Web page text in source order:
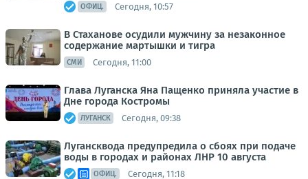
ОФИЦ. Сегодня, 10:57
В Стаханове осудили мужчину за незаконное
содержание мартышки и тигра
СМИ Сегодня, 11:00
Глава Луганска Яна Пащенко приняла участие в
Дне города Костромы
ЛУГАНСК Сегодня, 09:38
Лугансквода предупредила о сбоях при подаче
воды в городах и районах ЛНР 10 августа
ОФИЦ. Сегодня, 11:18